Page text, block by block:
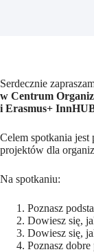
Serdecznie
w Centrum
i Erasmus+
Celem spotkania
projektów dla
Na spotkaniu:
Poznasz
Dowiesz się,
Dowiesz się,
Poznasz